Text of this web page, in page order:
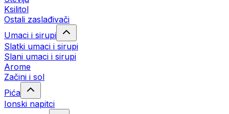
Ksilitol
Ostali zaslađivači
Umaci i sirupi
Slatki umaci i sirupi
Slani umaci i sirupi
Arome
Začini i sol
Pića
Ionski napitci